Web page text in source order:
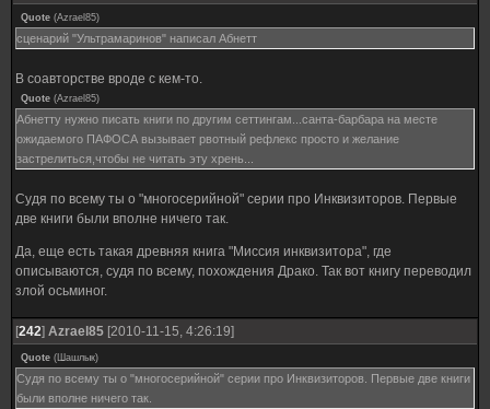
Quote (Azrael85)
сценарий "Ультрамаринов" написал Абнетт
В соавторстве вроде с кем-то.
Quote (Azrael85)
Абнетту нужно писать книги по другим сеттингам...санта-барбара на месте
ожидаемого ПАФОСА вызывает рвотный рефлекс просто и желание
застрелиться,чтобы не читать эту хрень...
Судя по всему ты о "многосерийной" серии про Инквизиторов. Первые
две книги были вполне ничего так.
Да, еще есть такая древняя книга "Миссия инквизитора", где
описываются, судя по всему, похождения Драко. Так вот книгу переводил
злой осьминог.
[242] Azrael85 [2010-11-15, 4:26:19]
Quote (Шашлык)
Судя по всему ты о "многосерийной" серии про Инквизиторов. Первые две книги
были вполне ничего так.